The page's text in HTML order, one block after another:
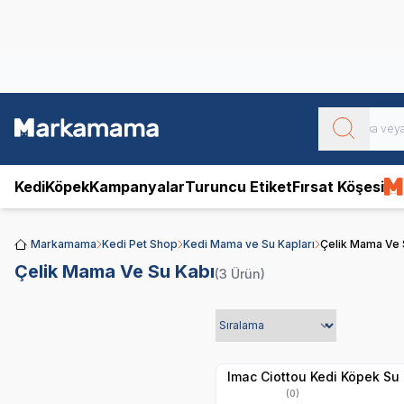
KediKöpekKampanyalarTuruncu EtiketFırsat Köşesi
Markamama Kedi Pet Shop Kedi Mama ve Su Kapları Çelik Mama Ve
Çelik Mama Ve Su Kabı(3 Ürün)
Satıcı
Imac Ciottou Kedi Köpek Su
(0)